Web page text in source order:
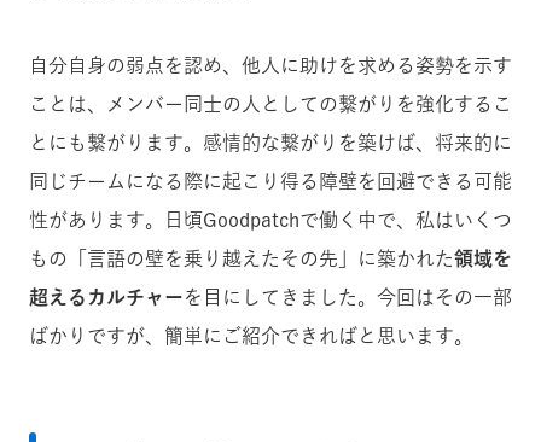
自分自身の弱点を認め、他人に助けを求める姿勢を示す
ことは、メンバー同士の人としての繋がりを強化するこ
とにも繋がります。感情的な繋がりを築けば、将来的に
同じチームになる際に起こり得る障壁を回避できる可能
性があります。日頃Goodpatchで働く中で、私はいくつ
もの「言語の壁を乗り越えたその先」に築かれた領域を
超えるカルチャーを目にしてきました。今回はその一部
ばかりですが、簡単にご紹介できればと思います。